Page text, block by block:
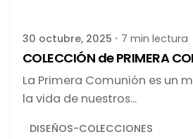
30 octubre, 2025 7 min lectura
COLECCIÓN de PRIMERA
La Primera Comunión es un
la vida de nuestros...
DISEÑOS-COLECCIONES